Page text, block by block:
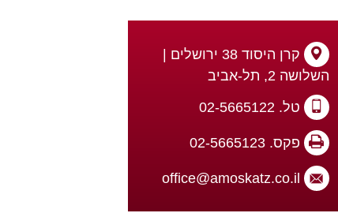
קרן היסוד 38 ירושלים |
השלושה 2, תל-אביב
טל. 02-5665122
פקס. 02-5665123
office@amoskatz.co.il